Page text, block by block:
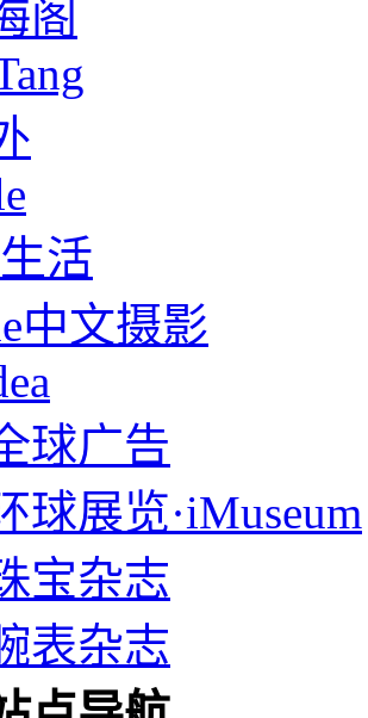
阁
活
中文摄影
球广告
球展览·iMuseum
宝杂志
表杂志